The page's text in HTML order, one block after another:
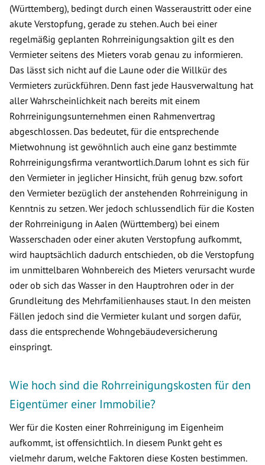
(Württemberg), bedingt durch einen Wasseraustritt oder eine
akute Verstopfung, gerade zu stehen. Auch bei einer
regelmäßig geplanten Rohrreinigungsaktion gilt es den
Vermieter seitens des Mieters vorab genau zu informieren.
Das lässt sich nicht auf die Laune oder die Willkür des
Vermieters zurückführen. Denn fast jede Hausverwaltung hat
aller Wahrscheinlichkeit nach bereits mit einem
Rohrreinigungsunternehmen einen Rahmenvertrag
abgeschlossen. Das bedeutet, für die entsprechende
Mietwohnung ist gewöhnlich auch eine ganz bestimmte
Rohrreinigungsfirma verantwortlich.Darum lohnt es sich für
den Vermieter in jeglicher Hinsicht, früh genug bzw. sofort
den Vermieter bezüglich der anstehenden Rohrreinigung in
Kenntnis zu setzen. Wer jedoch schlussendlich für die Kosten
der Rohrreinigung in Aalen (Württemberg) bei einem
Wasserschaden oder einer akuten Verstopfung aufkommt,
wird hauptsächlich dadurch entschieden, ob die Verstopfung
im unmittelbaren Wohnbereich des Mieters verursacht wurde
oder ob sich das Wasser in den Hauptrohren oder in der
Grundleitung des Mehrfamilienhauses staut. In den meisten
Fällen jedoch sind die Vermieter kulant und sorgen dafür,
dass die entsprechende Wohngebäudeversicherung
einspringt.
Wie hoch sind die Rohrreinigungskosten für den
Eigentümer einer Immobilie?
Wer für die Kosten einer Rohrreinigung im Eigenheim
aufkommt, ist offensichtlich. In diesem Punkt geht es
vielmehr darum, welche Faktoren diese Kosten bestimmen.